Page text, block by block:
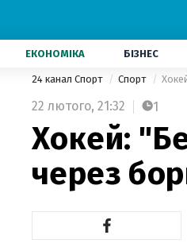
ЕКОНОМІКА БІЗНЕС
24 канал Спорт Спорт
22 лютого, 21:32 1
Хокей:
через